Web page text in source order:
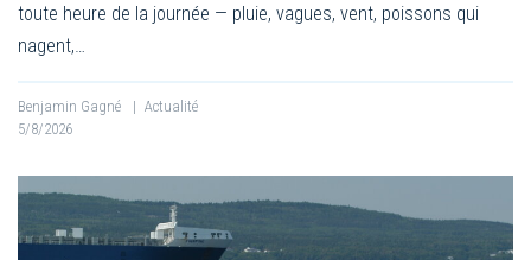
toute heure de la journée — pluie, vagues, vent, poissons qui
nagent,…
Benjamin Gagné | Actualité
5/8/2026